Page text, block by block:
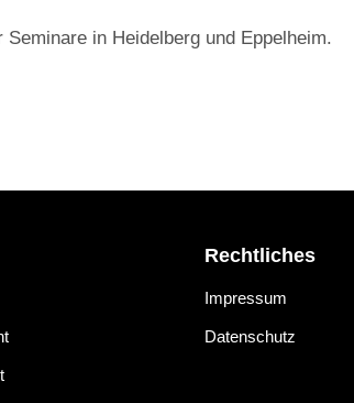
Seminare in Heidelberg und Eppelheim.
Rechtliches
Impressum
Datenschutz